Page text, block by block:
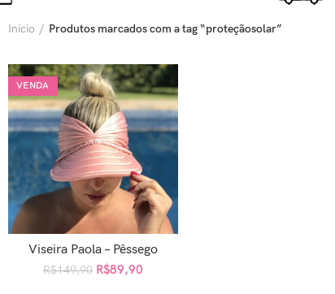
Início Produtos marcados com a tag “proteçãosolar”
VENDA
ADICIONAR AO CARRINHO
Viseira Paola – Pêssego
R$149,90 R$89,90